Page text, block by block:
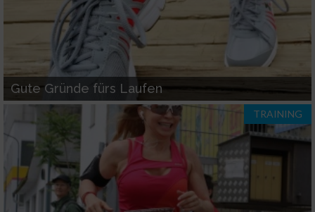
Gute Gründe fürs Laufen
TRAINING
Verwendung reduzierter Daten zur Auswahl
von Inhalten
IAB-Besonderheiten:
Verwendung genauer Standortdaten
Geräte anhand von aktiv angeforderten
Informationen identifizieren
Nicht-IAB-Verarbeitungszwecke:
Notwendig